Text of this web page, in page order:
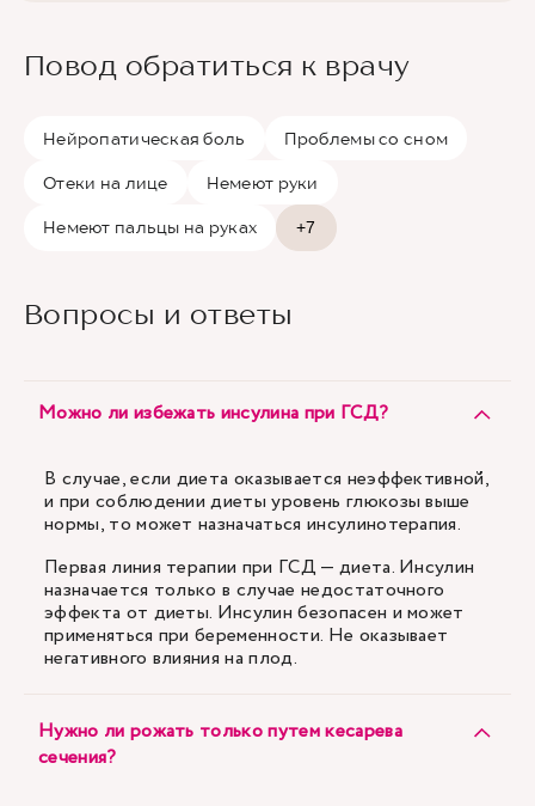
Повод обратиться к врачу
Нейропатическая боль Проблемы со сном
Отеки на лице Немеют руки
Немеют пальцы на руках +7
Вопросы и ответы
Можно ли избежать инсулина при ГСД?
В случае, если диета оказывается неэффективной,
и при соблюдении диеты уровень глюкозы выше
нормы, то может назначаться инсулинотерапия.
Первая линия терапии при ГСД — диета. Инсулин
назначается только в случае недостаточного
эффекта от диеты. Инсулин безопасен и может
применяться при беременности. Не оказывает
негативного влияния на плод.
Нужно ли рожать только путем кесарева
сечения?